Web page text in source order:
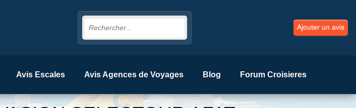
Ajouter un avis
Avis Escales Avis Agences de Voyages Blog Forum Croisieres